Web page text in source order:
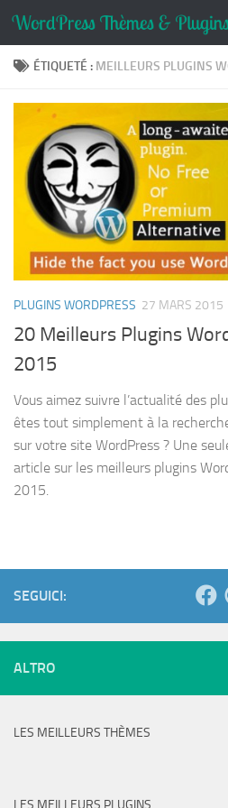
Skip to content
ÉTIQUETÉ : MEILLEURS PLUGINS
PLUGINS WORDPRESS 27 MARS 2015
20 Meilleurs Plugins
2015
Vous aimez suivre l’actualité des
êtes tout simplement à la
sur votre site WordPress ? Une
article sur les meilleurs plugins
2015.
SEGUICI:
ALTRO
LES MEILLEURS THÈMES